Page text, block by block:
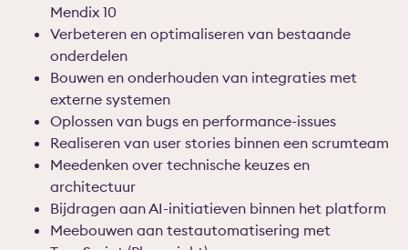
Mendix 10
Verbeteren en optimaliseren van bestaande
onderdelen
Bouwen en onderhouden van integraties met
externe systemen
Oplossen van bugs en performance-issues
Realiseren van user stories binnen een scrumteam
Meedenken over technische keuzes en
architectuur
Bijdragen aan AI-initiatieven binnen het platform
Meebouwen aan testautomatisering met